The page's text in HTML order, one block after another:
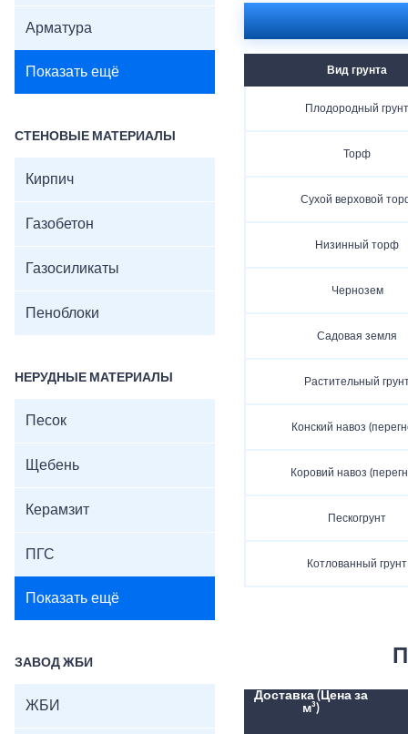
Арматура
Показать ещё
СТЕНОВЫЕ МАТЕРИАЛЫ
Кирпич
Газобетон
Газосиликаты
Пеноблоки
НЕРУДНЫЕ МАТЕРИАЛЫ
Песок
Щебень
Керамзит
ПГС
Показать ещё
ЗАВОД ЖБИ
ЖБИ
Вид грунта
Плодородный грунт
Торф
Сухой верховой
Низинный торф
Чернозем
Садовая земля
Растительный
Конский навоз
Коровий навоз
Пескогрунт
Котлованный грунт
Доставка (Цена за
м³)